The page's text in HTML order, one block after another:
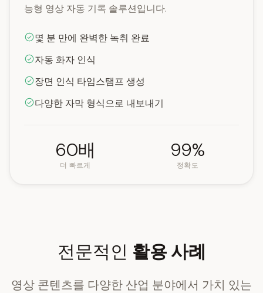
능형 영상 자동 기록 솔루션입니다.
몇 분 만에 완벽한 녹취 완료
자동 화자 인식
장면 인식 타임스탬프 생성
다양한 자막 형식으로 내보내기
60배
더 빠르게
99%
정확도
전문적인 활용 사례
영상 콘텐츠를 다양한 산업 분야에서 가치 있는